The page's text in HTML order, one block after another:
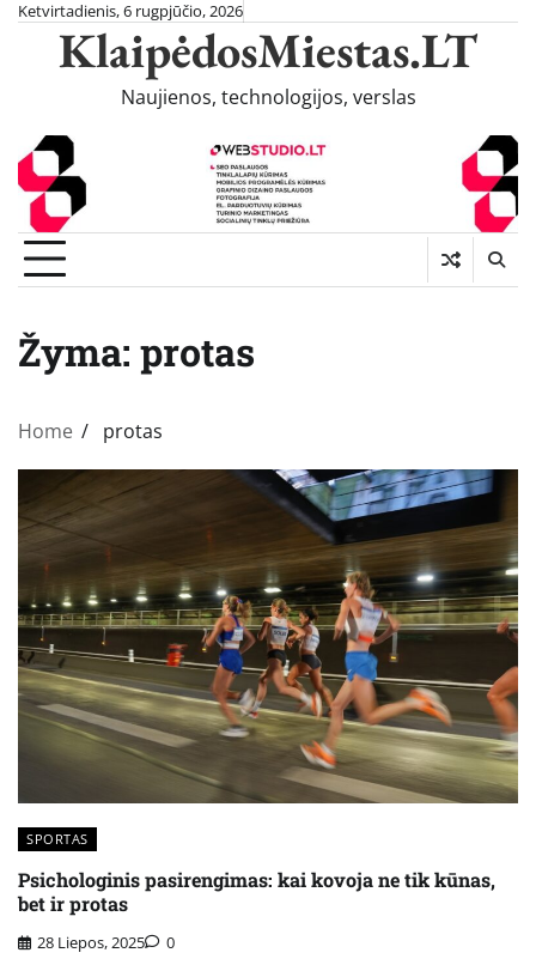
Skip
content
Ketvirtadienis, 6 rugpjūčio, 2026
KlaipėdosMiestas.LT
Naujienos, technologijos, verslas
Žyma: protas
Home protas
SPORTAS
Psichologinis pasirengimas: kai kovoja ne tik kūnas,
bet ir protas
28 Liepos, 2025 0